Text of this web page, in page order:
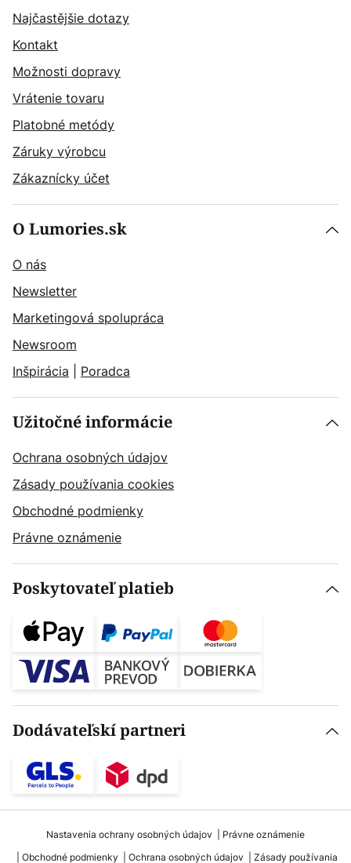
Najčastějšie dotazy
Kontakt
Možnosti dopravy
Vrátenie tovaru
Platobné metódy
Záruky výrobcu
Zákaznícky účet
O Lumories.sk
O nás
Newsletter
Marketingová spolupráca
Newsroom
Inšpirácia
Poradca
Užitočné informácie
Ochrana osobných údajov
Zásady používania cookies
Obchodné podmienky
Právne oznámenie
Poskytovateľ platieb
Dodávateľskí partneri
Nastavenia ochrany osobných údajov
Právne oznámenie
Obchodné podmienky
Ochrana osobných údajov Zásady používania